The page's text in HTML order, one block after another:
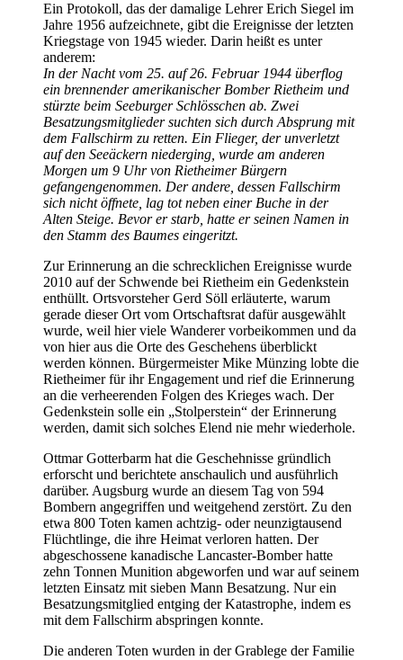
Ein Protokoll, das der damalige Lehrer Erich Siegel im
Jahre 1956 aufzeichnete, gibt die Ereignisse der letzten
Kriegstage von 1945 wieder. Darin heißt es unter
anderem:
In der Nacht vom 25. auf 26. Februar 1944 überflog
ein brennender amerikanischer Bomber Rietheim und
stürzte beim Seeburger Schlösschen ab. Zwei
Besatzungsmitglieder suchten sich durch Absprung mit
dem Fallschirm zu retten. Ein Flieger, der unverletzt
auf den Seeäckern niederging, wurde am anderen
Morgen um 9 Uhr von Rietheimer Bürgern
gefangengenommen. Der andere, dessen Fallschirm
sich nicht öffnete, lag tot neben einer Buche in der
Alten Steige. Bevor er starb, hatte er seinen Namen in
den Stamm des Baumes eingeritzt.
Zur Erinnerung an die schrecklichen Ereignisse wurde
2010 auf der Schwende bei Rietheim ein Gedenkstein
enthüllt. Ortsvorsteher Gerd Söll erläuterte, warum
gerade dieser Ort vom Ortschaftsrat dafür ausgewählt
wurde, weil hier viele Wanderer vorbeikommen und da
von hier aus die Orte des Geschehens überblickt
werden können. Bürgermeister Mike Münzing lobte die
Rietheimer für ihr Engagement und rief die Erinnerung
an die verheerenden Folgen des Krieges wach. Der
Gedenkstein solle ein
Stolperstein
der Erinnerung
werden, damit sich solches Elend nie mehr wiederhole.
Ottmar Gotterbarm hat die Geschehnisse gründlich
erforscht und berichtete anschaulich und ausführlich
darüber. Augsburg wurde an diesem Tag von 594
Bombern angegriffen und weitgehend zerstört. Zu den
etwa 800 Toten kamen achtzig- oder neunzigtausend
Flüchtlinge, die ihre Heimat verloren hatten. Der
abgeschossene kanadische Lancaster-Bomber hatte
zehn Tonnen Munition abgeworfen und war auf seinem
letzten Einsatz mit sieben Mann Besatzung. Nur ein
Besatzungsmitglied entging der Katastrophe, indem es
mit dem Fallschirm abspringen konnte.
Die anderen Toten wurden in der Grablege der Familie